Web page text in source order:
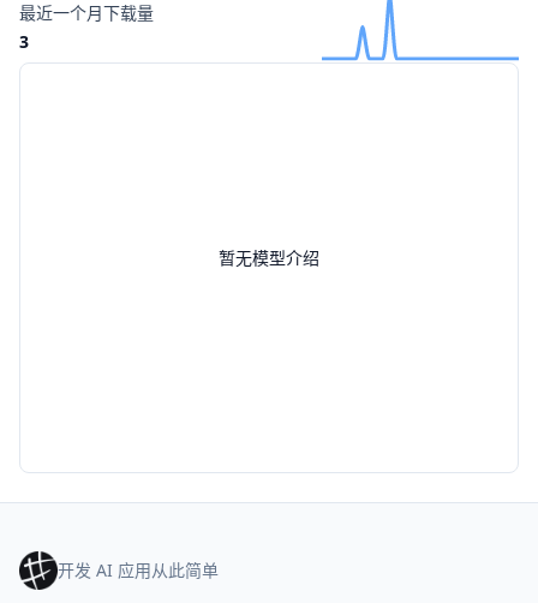
暂无模型介绍
最近一个月下载量
3
开发 AI 应用从此简单